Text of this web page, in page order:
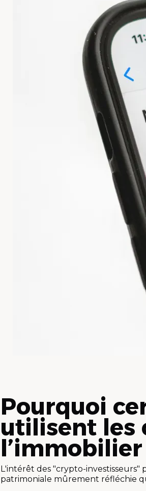
Pourquoi
utilisent les
l’immobilier
L'intérêt des "crypto-investisseurs"
patrimoniale mûrement réfléchie